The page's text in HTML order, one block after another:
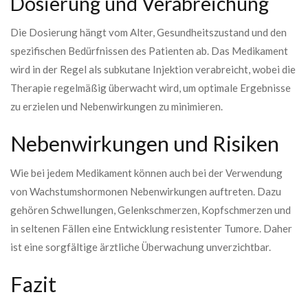
Die Dosierung hängt vom Alter, Gesundheitszustand und den
spezifischen Bedürfnissen des Patienten ab. Das Medikament
wird in der Regel als subkutane Injektion verabreicht, wobei die
Therapie regelmäßig überwacht wird, um optimale Ergebnisse
zu erzielen und Nebenwirkungen zu minimieren.
Nebenwirkungen und Risiken
Wie bei jedem Medikament können auch bei der Verwendung
von Wachstumshormonen Nebenwirkungen auftreten. Dazu
gehören Schwellungen, Gelenkschmerzen, Kopfschmerzen und
in seltenen Fällen eine Entwicklung resistenter Tumore. Daher
ist eine sorgfältige ärztliche Überwachung unverzichtbar.
Fazit